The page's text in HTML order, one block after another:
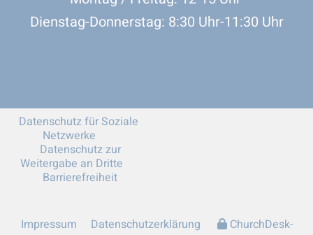
Dienstag-Donnerstag: 8:30 Uhr-11:30 Uhr
Datenschutz für Soziale
Netzwerke
Datenschutz zur
Weitergabe an Dritte
Barrierefreiheit
Impressum Datenschutzerklärung ChurchDesk-